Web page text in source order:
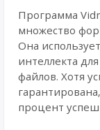
Программа
множество
Она
интеллекта
файлов. Хотя
процент